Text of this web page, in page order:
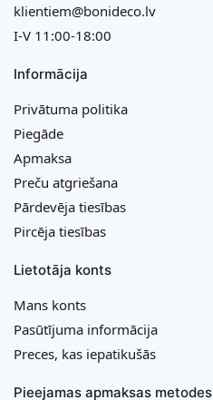
klientiem@bonideco.lv
I-V 11:00-18:00
Informācija
Privātuma politika
Piegāde
Apmaksa
Preču atgriešana
Pārdevēja tiesības
Pircēja tiesības
Lietotāja konts
Mans konts
Pasūtījuma informācija
Preces, kas iepatikušās
Pieejamas apmaksas metodes